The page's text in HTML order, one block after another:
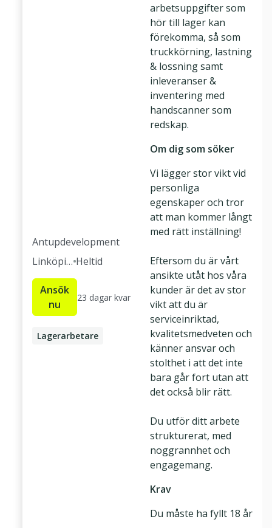
Antupdevelopment
Linköpin
g
Heltid
Ansök
nu
23 dagar kvar
Lagerarbetare
arbetsuppgifter som
hör till lager kan
förekomma, så som
truckkörning, lastning
& lossning samt
inleveranser &
inventering med
handscanner som
redskap.
Om dig som söker
Vi lägger stor vikt vid
personliga
egenskaper och tror
att man kommer långt
med rätt inställning!
Eftersom du är vårt
ansikte utåt hos våra
kunder är det av stor
vikt att du är
serviceinriktad,
kvalitetsmedveten och
känner ansvar och
stolthet i att det inte
bara går fort utan att
det också blir rätt.
Du utför ditt arbete
strukturerat, med
noggrannhet och
engagemang.
Krav
Du måste ha fyllt 18 år